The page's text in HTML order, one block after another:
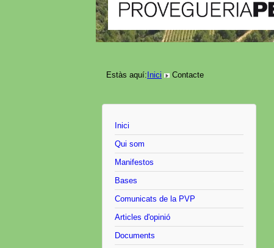
Estàs aquí:Inici Contacte
Inici
Qui som
Manifestos
Bases
Comunicats de la PVP
Articles d'opinió
Documents